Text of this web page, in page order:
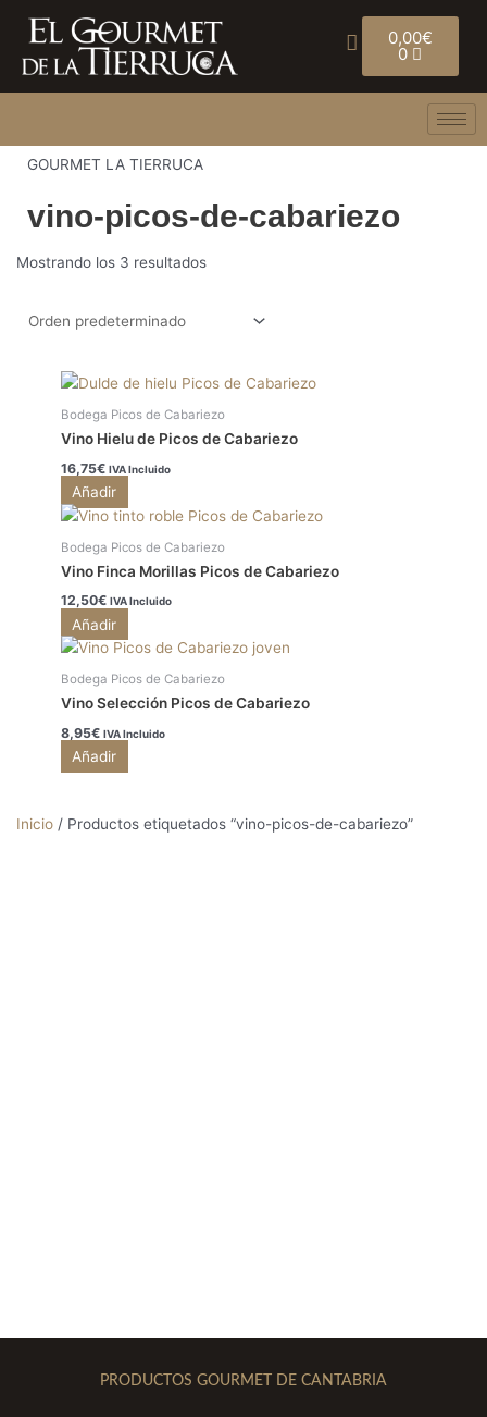
contenido
0,00€
0
Carrito
GOURMET LA TIERRUCA
vino-picos-de-cabariezo
Mostrando los 3 resultados
Bodega Picos de Cabariezo
Vino Hielu de Picos de Cabariezo
16,75€ IVA Incluido
Añadir
Bodega Picos de Cabariezo
Vino Finca Morillas Picos de Cabariezo
12,50€ IVA Incluido
Añadir
Bodega Picos de Cabariezo
Vino Selección Picos de Cabariezo
8,95€ IVA Incluido
Añadir
Inicio / Productos etiquetados “vino-picos-de-cabariezo”
PRODUCTOS GOURMET DE CANTABRIA